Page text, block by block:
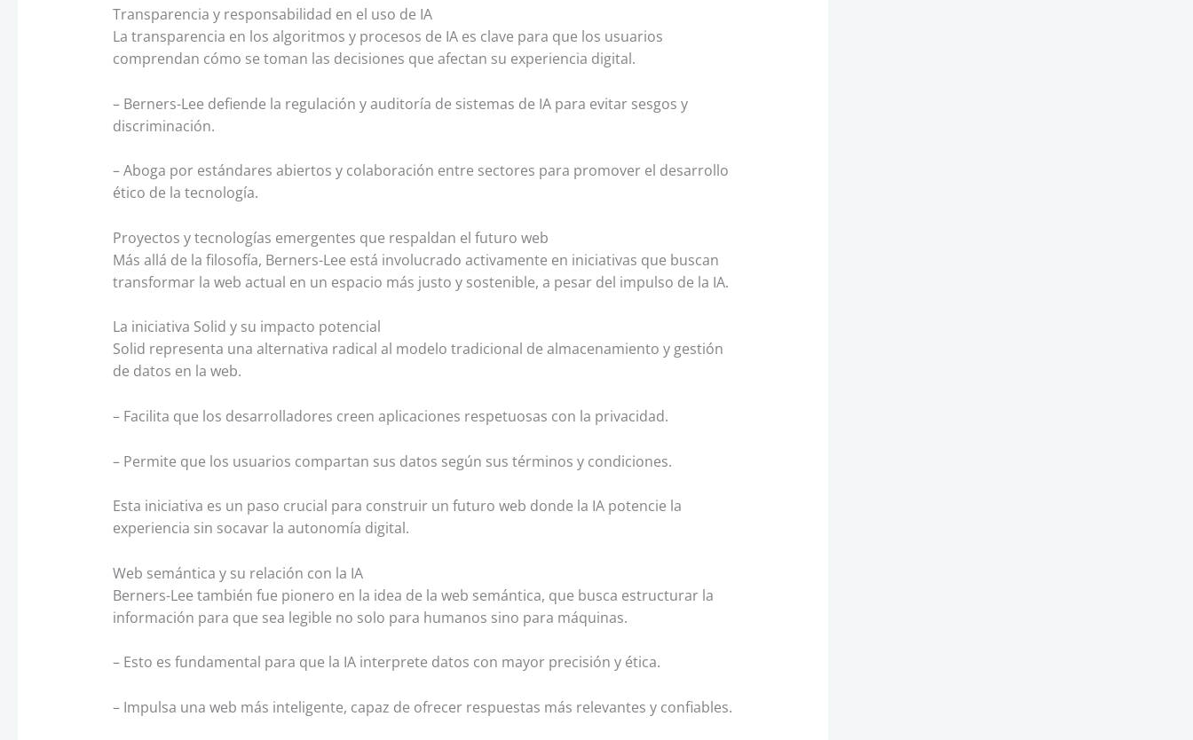
Transparencia y responsabilidad en el uso de IA
La transparencia en los algoritmos y procesos de IA es clave para que los usuarios
comprendan cómo se toman las decisiones que afectan su experiencia digital.
– Berners-Lee defiende la regulación y auditoría de sistemas de IA para evitar sesgos y
discriminación.
– Aboga por estándares abiertos y colaboración entre sectores para promover el desarrollo
ético de la tecnología.
Proyectos y tecnologías emergentes que respaldan el futuro web
Más allá de la filosofía, Berners-Lee está involucrado activamente en iniciativas que buscan
transformar la web actual en un espacio más justo y sostenible, a pesar del impulso de la IA.
La iniciativa Solid y su impacto potencial
Solid representa una alternativa radical al modelo tradicional de almacenamiento y gestión
de datos en la web.
– Facilita que los desarrolladores creen aplicaciones respetuosas con la privacidad.
– Permite que los usuarios compartan sus datos según sus términos y condiciones.
Esta iniciativa es un paso crucial para construir un futuro web donde la IA potencie la
experiencia sin socavar la autonomía digital.
Web semántica y su relación con la IA
Berners-Lee también fue pionero en la idea de la web semántica, que busca estructurar la
información para que sea legible no solo para humanos sino para máquinas.
– Esto es fundamental para que la IA interprete datos con mayor precisión y ética.
– Impulsa una web más inteligente, capaz de ofrecer respuestas más relevantes y confiables.